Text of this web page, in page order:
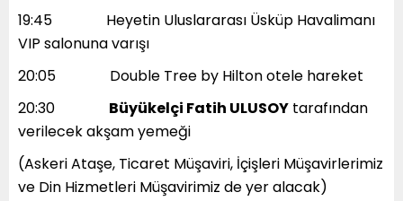
19:45 ​​ Heyetin Uluslararası Üsküp Havalimanı
VIP salonuna varışı
20:05 ​​ Double Tree by Hilton otele hareket
20:30​​ Büyükelçi Fatih ULUSOY tarafından
verilecek akşam yemeği
(Askeri Ataşe, Ticaret Müşaviri, İçişleri Müşavirlerimiz
ve Din Hizmetleri Müşavirimiz de yer alacak)